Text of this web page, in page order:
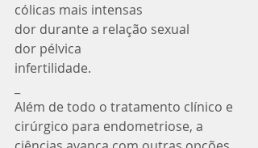
cólicas mais intensas
dor durante a relação sexual
dor pélvica
infertilidade.
Além de todo o tratamento clínico e
cirúrgico para endometriose, a